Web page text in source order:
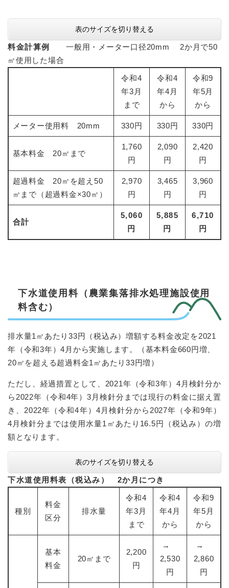
表のサイズを切り替える
料金計算例
一般用・メーター口径20mm 2か月で50
㎥使用した場合
令和4
年3月
まで
令和4
年4月
から
令和9
年5月
から
メーター使用料 20mm 330円 330円 330円
基本料金 20㎥まで
1,760
円
2,090
円
2,420
円
超過料金 20㎥を超え50
㎥まで（超過料金×30㎥）
2,970
円
3,465
円
3,960
円
合計
5,060
円
5,885
円
6,710
円
下水道使用料（農業集落排水処理施設使用
料含む）
排水量1㎥あたり33円（税込み）増額する料金改定を2021
年（令和3年）4月から実施します。（基本料金660円増、
20㎥を超える超過料金1㎥あたり33円増）
ただし、経過措置として、2021年（令和3年）4月検針分か
ら2022年（令和4年）3月検針分までは現行の料金に据え置
き、2022年（令和4年）4月検針分から2027年（令和9年）
4月検針分までは使用水量1㎥あたり16.5円（税込み）の増
額となります。
表のサイズを切り替える
下水道使用料表（税込み） 2か月につき
種別
料金
区分
排水量
令和4
年3月
まで
令和4
年4月
から
令和9
年5月
から
基本
料金
20㎥まで
2,200
円
→
2,530
円
→
2,860
円